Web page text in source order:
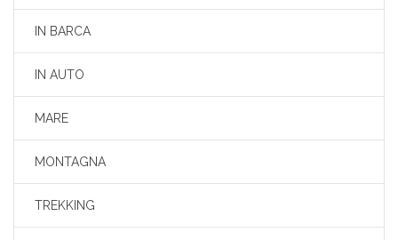
IN BARCA
IN AUTO
MARE
MONTAGNA
TREKKING